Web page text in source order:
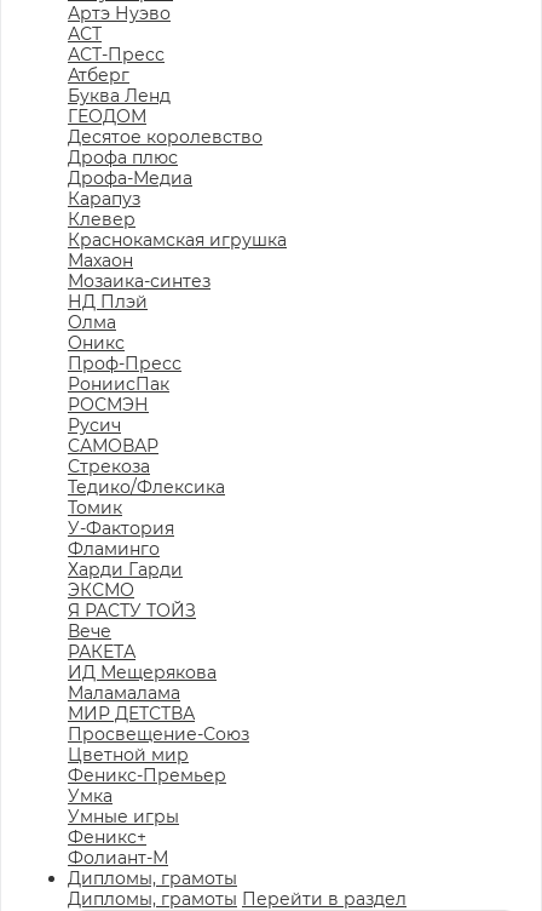
Артэ Нуэво
АСТ
АСТ-Пресс
Атберг
Буква Ленд
ГЕОДОМ
Десятое королевство
Дрофа плюс
Дрофа-Медиа
Карапуз
Клевер
Краснокамская игрушка
Махаон
Мозаика-синтез
НД Плэй
Олма
Оникс
Проф-Пресс
РониисПак
РОСМЭН
Русич
САМОВАР
Стрекоза
Тедико/Флексика
Томик
У-Фактория
Фламинго
Харди Гарди
ЭКСМО
Я РАСТУ ТОЙЗ
Вече
РАКЕТА
ИД Мещерякова
Маламалама
МИР ДЕТСТВА
Просвещение-Союз
Цветной мир
Феникс-Премьер
Умка
Умные игры
Феникс+
Фолиант-М
Дипломы, грамоты
Дипломы, грамоты Перейти в раздел